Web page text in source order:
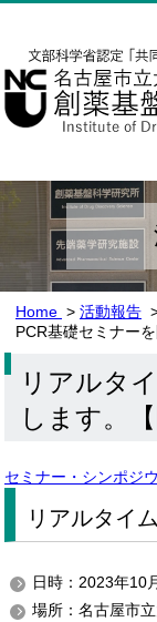
Home > 活動報告
PCR基礎セミナー
リアルタ
します。
セミナー・シンポジ
リアルタイ
日時：2023年
場所：名古屋市